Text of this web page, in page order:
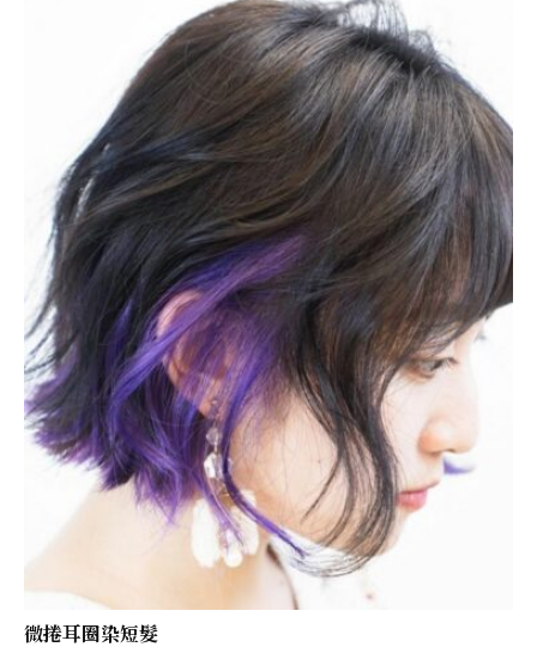
微捲耳圈染短髮